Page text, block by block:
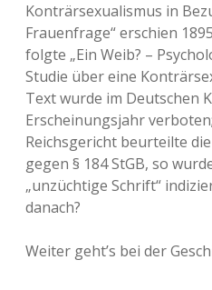
Konträrsexualismus in
Frauenfrage“ erschien
folgte „Ein Weib? –
Studie über eine
Text wurde im Deutschen
Erscheinungsjahr
Reichsgericht beurteilte
gegen § 184 StGB, so
„unzüchtige Schrift“
danach?
Weiter geht’s bei der